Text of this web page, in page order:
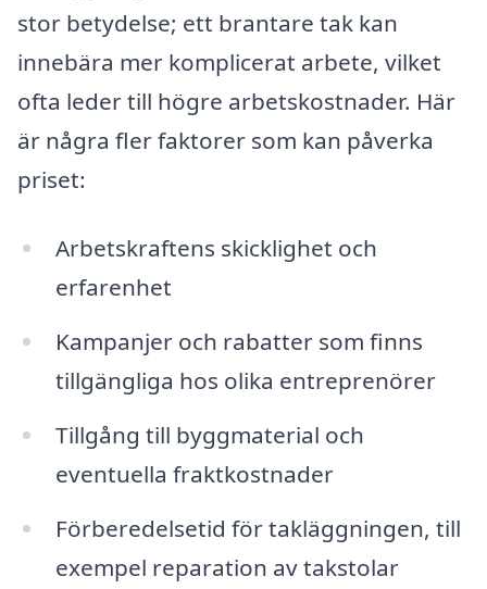
stor betydelse; ett brantare tak kan
innebära mer komplicerat arbete, vilket
ofta leder till högre arbetskostnader. Här
är några fler faktorer som kan påverka
priset:
Arbetskraftens skicklighet och
erfarenhet
Kampanjer och rabatter som finns
tillgängliga hos olika entreprenörer
Tillgång till byggmaterial och
eventuella fraktkostnader
Förberedelsetid för takläggningen, till
exempel reparation av takstolar